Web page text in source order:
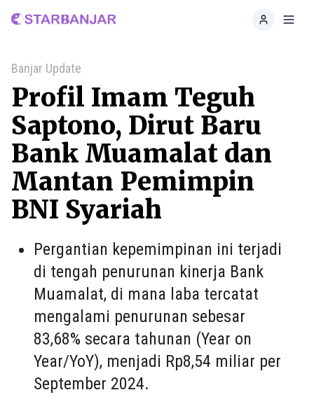
Home
Banjar Update
Profil Imam Teguh
Saptono, Dirut Baru
Bank Muamalat dan
Mantan Pemimpin
BNI Syariah
Pergantian kepemimpinan ini terjadi
di tengah penurunan kinerja Bank
Muamalat, di mana laba tercatat
mengalami penurunan sebesar
83,68% secara tahunan (Year on
Year/YoY), menjadi Rp8,54 miliar per
September 2024.